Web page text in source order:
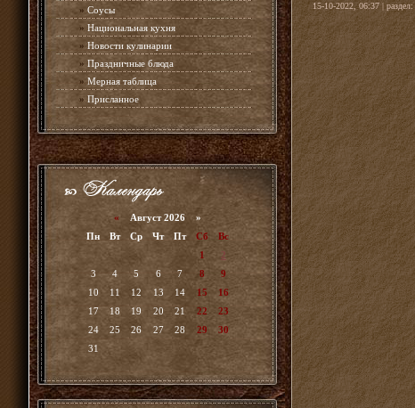
» Соусы
» Национальная кухня
» Новости кулинарии
» Праздничные блюда
» Мерная таблица
» Присланное
« Август 2026 »
Пн
Вт Ср Чт Пт Сб
Вс
1
2
3
4 5 6 7 8
9
10
11 12 13 14 15
16
17
18 19 20 21 22
23
24
25 26 27 28 29
30
31
15-10-2022, 06:37 | раздел: